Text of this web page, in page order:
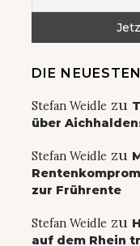
DIE
Stefan Weidle zu
über
Stefan Weidle zu
zur Frührente
Stefan Weidle zu
auf dem Rhein